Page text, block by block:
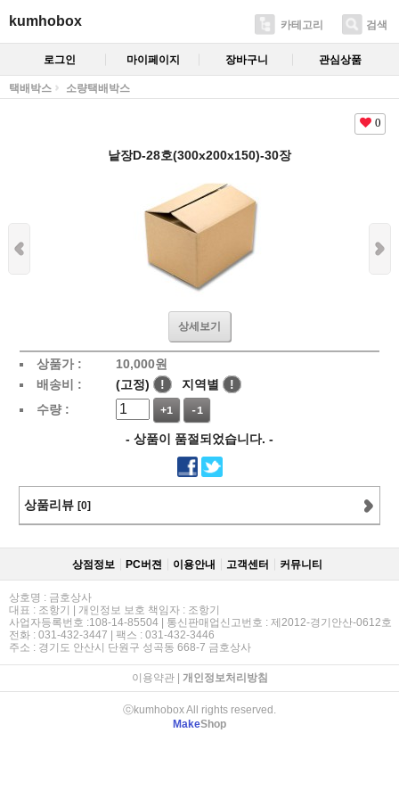
kumhobox 카테고리 검색
로그인 마이페이지 장바구니 관심상품
택배박스 소량택배박스
0
낱장D-28호(300x200x150)-30장
상세보기
상품가 : 10,000원
배송비 :
(고정) ! 지역별
!
수량 :
+1 -1
- 상품이 품절되었습니다. -
상품리뷰 [0]
상점정보 PC버젼 이용안내 고객센터 커뮤니티
상호명 : 금호상사
대표 : 조항기 | 개인정보 보호 책임자 : 조항기
사업자등록번호 :108-14-85504 | 통신판매업신고번호 : 제2012-경기안산-0612호
전화 : 031-432-3447 | 팩스 : 031-432-3446
주소 : 경기도 안산시 단원구 성곡동 668-7 금호상사
이용약관| 개인정보처리방침
ⓒkumhobox All rights reserved.
MakeShop